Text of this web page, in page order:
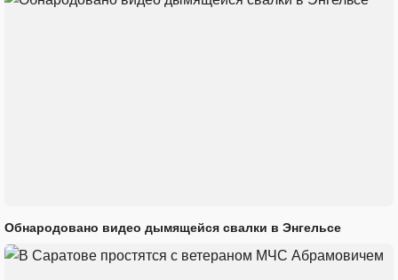
Обнародовано видео дымящейся свалки в Энгельсе